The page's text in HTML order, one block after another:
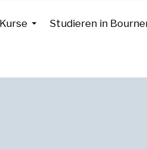
Studieren in